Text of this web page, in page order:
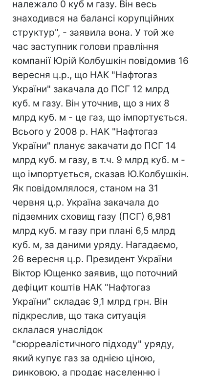
належало 0 куб м газу. Він весь
знаходився на балансі корупційних
структур", - заявила вона. У той же
час заступник голови правління
компанії Юрій Колбушкін повідомив 16
вересня ц.р., що НАК "Нафтогаз
України" закачала до ПСГ 12 млрд
куб. м газу. Він уточнив, що з них 8
млрд куб. м - це газ, що імпортується.
Всього у 2008 р. НАК "Нафтогаз
України" планує закачати до ПСГ 14
млрд куб. м газу, в т.ч. 9 млрд куб. м -
що імпортується, сказав Ю.Колбушкін.
Як повідомлялося, станом на 31
червня ц.р. Україна закачала до
підземних сховищ газу (ПСГ) 6,981
млрд куб. м газу при плані 6,5 млрд
куб. м, за даними уряду. Нагадаємо,
26 вересня ц.р. Президент України
Віктор Ющенко заявив, що поточний
дефіцит коштів НАК "Нафтогаз
України" складає 9,1 млрд грн. Він
підкреслив, що така ситуація
склалася унаслідок
"сюрреалістичного підходу" уряду,
який купує газ за однією ціною,
ринковою, а продає населенню і